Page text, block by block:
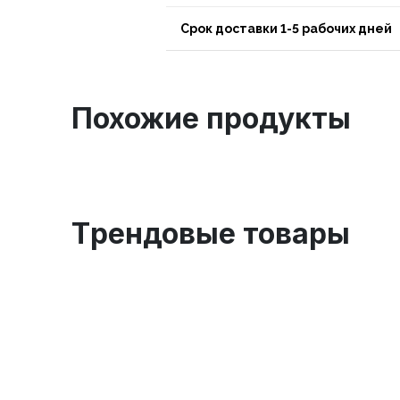
Срок доставки 1-5 рабочих дней
Похожие продукты
Tрендовые товары